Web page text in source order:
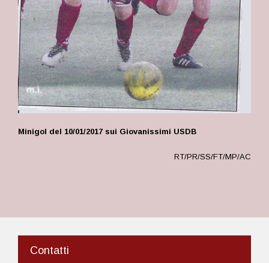
Minigol del 10/01/2017 sui Giovanissimi USDB
RT/PR/SS/FT/MP/AC
Contatti